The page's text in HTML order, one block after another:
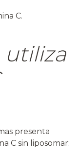
C.
utiliza
presenta
C sin liposomar: